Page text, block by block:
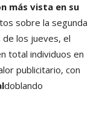
más vista en su
sobre la segunda
de los jueves, el
total individuos en
publicitario, con
doblando